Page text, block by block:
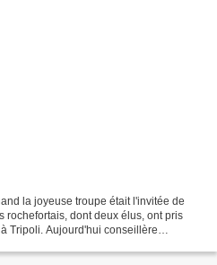
la joyeuse troupe était l'invitée de
rochefortais, dont deux élus, ont pris
Tripoli. Aujourd'hui conseillère